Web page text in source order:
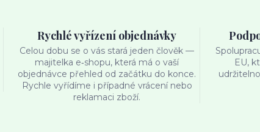
Rychlé vyřízení objednávky
Celou dobu se o vás stará jeden člověk —
majitelka e‑shopu, která má o vaší
objednávce přehled od začátku do konce.
Rychle vyřídíme i případné vrácení nebo
reklamaci zboží.
EU,